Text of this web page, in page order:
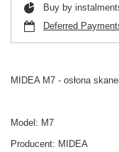
Buy by
Deferred
MIDEA M7 - osłona
Model: M7
Producent: MIDEA